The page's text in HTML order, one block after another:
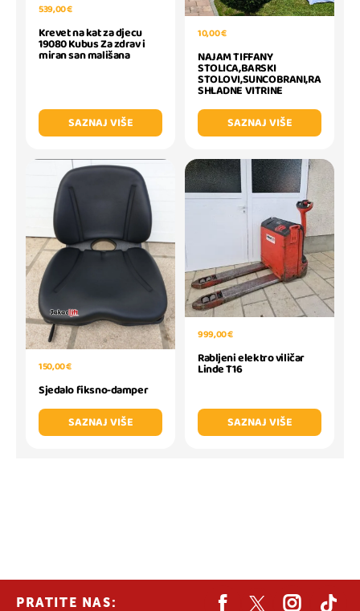
539,00 €
Krevet na kat za djecu
19080 Kubus Za zdrav i
miran san mališana
SAZNAJ VIŠE
10,00 €
NAJAM TIFFANY
STOLICA,BARSKI
STOLOVI,SUNCOBRANI,RA
SHLADNE VITRINE
SAZNAJ VIŠE
150,00 €
Sjedalo fiksno-damper
SAZNAJ VIŠE
999,00 €
Rabljeni elektro viličar
Linde T16
SAZNAJ VIŠE
PRATITE NAS: